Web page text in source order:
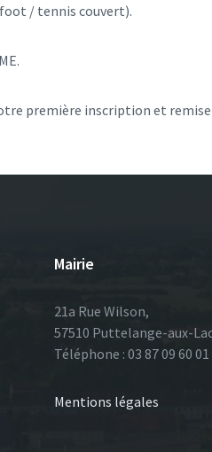
/ tennis couvert).
première inscription et remise
Mairie
21a Rue Wilson,
57510 Puttelange-aux-
Téléphone : 03 87 09 60 01
Mentions légales